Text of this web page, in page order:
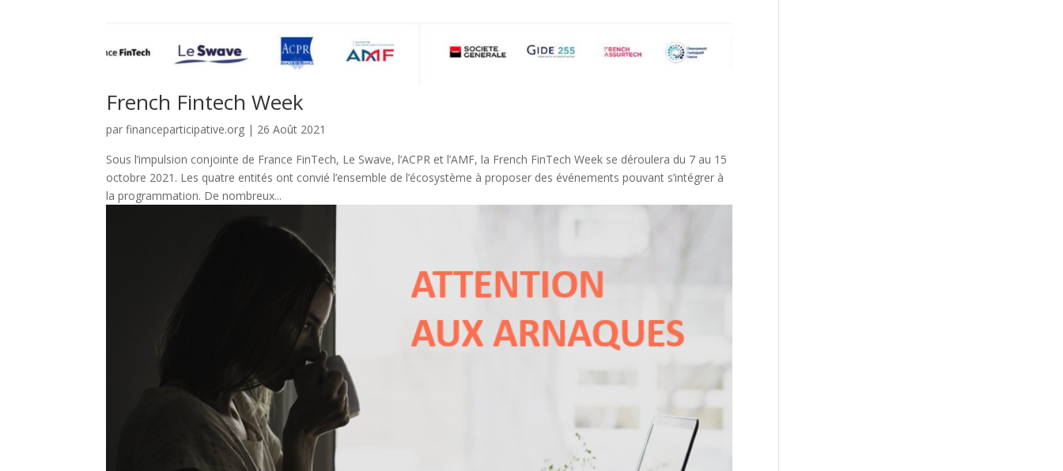
French Fintech Week
parfinanceparticipative.org | 26 Août 2021
Sous l’impulsion conjointe de France FinTech, Le Swave, l’ACPR et l’AMF, la French FinTech Week se déroulera du 7 au 15
octobre 2021. Les quatre entités ont convié l’ensemble de l’écosystème à proposer des événements pouvant s’intégrer à
la programmation. De nombreux...